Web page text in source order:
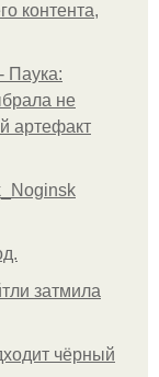
контента,
Паука:
не
артефакт
затмила
чёрный